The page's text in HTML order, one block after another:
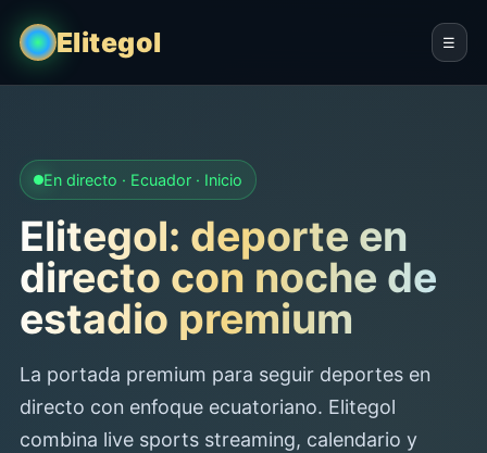
Elitegol ☰
En directo · Ecuador · Inicio
Elitegol: deporte en
directo con noche de
estadio premium
La portada premium para seguir deportes en
directo con enfoque ecuatoriano. Elitegol
combina live sports streaming, calendario y